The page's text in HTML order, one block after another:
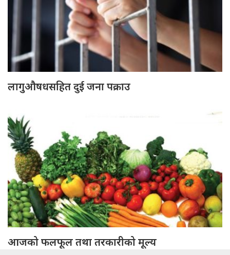
लागुऔषधसहित दुई जना पक्राउ
आजको फलफूल तथा तरकारीको मूल्य